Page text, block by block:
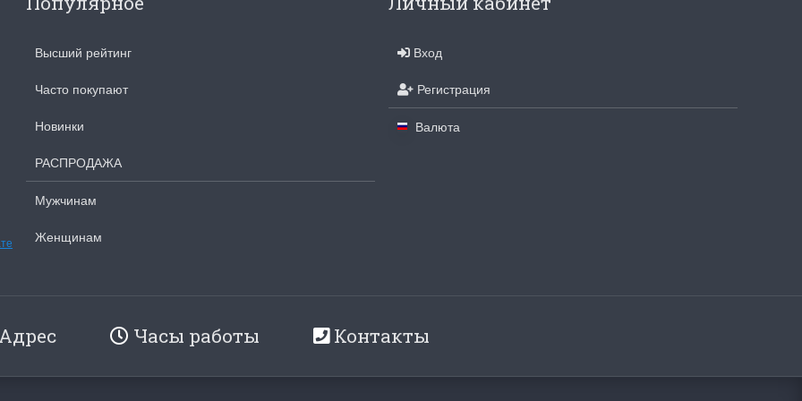
Bear and Cubs
набор
красивый и раритетный сюжет,
2026 14:55
Набор отличный, крупная черно-белая
1 апреля 2026 14:53
Высший рейтинг
Часто покупают
Новинки
РАСПРОДАЖА
Мужчинам
Женщинам
Вход
Регистрация
Валюта
Адрес Часы работы Контакты